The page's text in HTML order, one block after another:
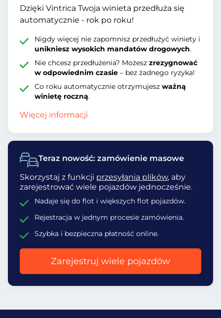
Teraz nowość: zamówienie masowe
Skorzystaj z funkcji przesyłania plików, aby
zarejestrować wiele pojazdów jednocześnie.
Nadaje się do flot i większych flot pojazdów.
Rejestracja w jednym procesie zamówienia.
Szybka i bezpieczna płatność online.
Zarejestruj wiele pojazdów
Dzięki Vintrica Twoja winieta przedłuża się
automatycznie - rok po roku!
Nigdy więcej nie zapomnisz przedłużyć winiety i
unikniesz wysokich mandatów drogowych.
Nie chcesz przedłużenia? Możeszzrezygnować
w odpowiednim czasie – bez żadnego ryzyka!
Co roku automatycznie otrzymujeszważną
winietę roczną.
Więcej informacji